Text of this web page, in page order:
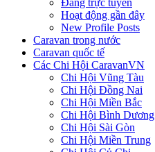
Đang trực tuyến
Hoạt động gần đây
New Profile Posts
Caravan trong nước
Caravan quốc tế
Các Chi Hội CaravanVN
Chi Hội Vũng Tàu
Chi Hội Đồng Nai
Chi Hội Miền Bắc
Chi Hội Bình Dương
Chi Hội Sài Gòn
Chi Hội Miền Trung